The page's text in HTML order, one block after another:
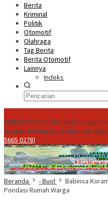
Berita
Kriminal
Politik
Otomotif
Olahraga
Tag Berita
Berita Otomotif
Lainnya
Indeks
KABARTODAY.COM telah berganti
layanan Informasi, Berita, dan
5665 0278).
Beranda - Buol
Babinsa
Pondasi Rumah Warga